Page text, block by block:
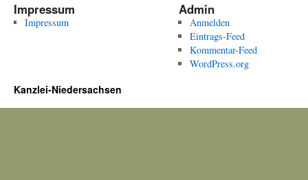
Impressum
Impressum
Admin
Anmelden
Eintrags-Feed
Kommentar-Feed
WordPress.org
Kanzlei-Niedersachsen